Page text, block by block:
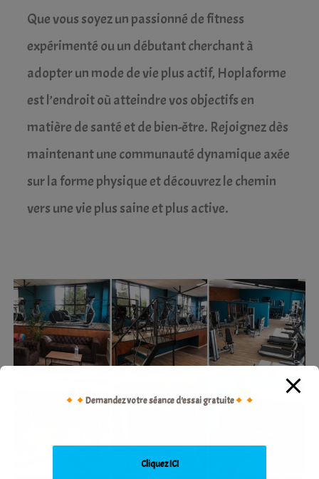
Que vous soyez un passionné de fitness
expérimenté ou un débutant cherchant à
adopter un mode de vie plus actif, Hoplaforme
est l’endroit où atteindre vos objectifs en
matière de santé et de bien-être. Rejoignez dès
maintenant une communauté dynamique axée
sur la forme physique et découvrez le chemin
vers une vie plus saine et plus active.
Demandez votre séance d'essai gratuite
Cliquez ICI